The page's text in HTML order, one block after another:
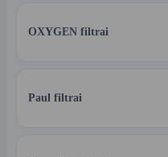
OXYGEN filtrai
Paul filtrai